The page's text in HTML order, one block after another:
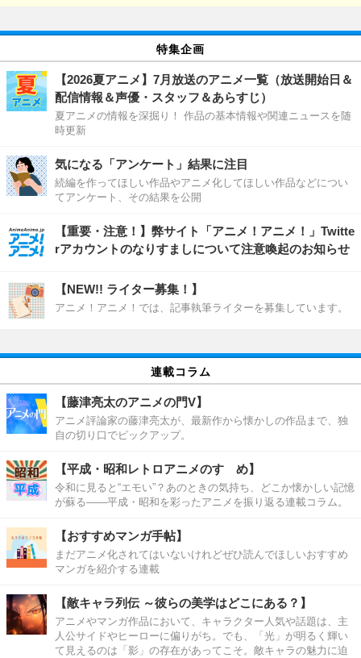
特集企画
【2026夏アニメ】7月放送のアニメ一覧（放送開始日＆
配信情報＆声優・スタッフ＆あらすじ）
夏アニメの情報を深掘り！ 作品の基本情報や関連ニュースを随
時更新
気になる「アンケート」結果に注目
続編を作ってほしい作品やアニメ化してほしい作品などについ
てアンケート、その結果を公開
【重要・注意！】弊サイト「アニメ！アニメ！」Twitte
rアカウントのなりすましについて注意喚起のお知らせ
【NEW!! ライター募集！】
アニメ！アニメ！では、記事執筆ライターを募集しています。
連載コラム
【藤津亮太のアニメの門V】
アニメ評論家の藤津亮太が、最新作から懐かしの作品まで、独
自の切り口でピックアップ。
【平成・昭和レトロアニメのすゝめ】
令和に見ると“エモい”？あのときの気持ち、どこか懐かしい記憶
が蘇る――平成・昭和を彩ったアニメを振り返る連載コラム。
【おすすめマンガ手帖】
まだアニメ化されてはいないけれどぜひ読んでほしいおすすめ
マンガを紹介する連載
【敵キャラ列伝 ～彼らの美学はどこにある？】
アニメやマンガ作品において、キャラクター人気や話題は、主
人公サイドやヒーローに偏りがち。でも、「光」が明るく輝い
て見えるのは「影」の存在があってこそ。敵キャラの魅力に迫